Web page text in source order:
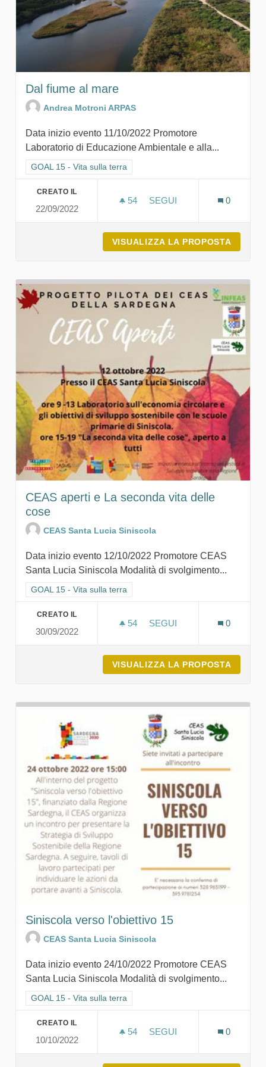
Dal fiume al mare
Andrea Motroni ARPAS
Data inizio evento 11/10/2022 Promotore
Laboratorio di Educazione Ambientale e alla...
Filtra i risultati per categoria: GOAL 15 - Vita sulla terra
GOAL 15 - Vita sulla terra
CREATO IL
22/09/2022
54 54 SOSTENITORI
SEGUI
0
VISUALIZZA LA PROPOSTA
CEAS aperti e La seconda vita delle
cose
CEAS Santa Lucia Siniscola
Data inizio evento 12/10/2022 Promotore CEAS
Santa Lucia Siniscola Modalità di svolgimento...
Filtra i risultati per categoria: GOAL 15 - Vita sulla terra
GOAL 15 - Vita sulla terra
CREATO IL
30/09/2022
54 54 SOSTENITORI
SEGUI
0
VISUALIZZA LA PROPOSTA
Siniscola verso l'obiettivo 15
CEAS Santa Lucia Siniscola
Data inizio evento 24/10/2022 Promotore CEAS
Santa Lucia Siniscola Modalità di svolgimento...
Filtra i risultati per categoria: GOAL 15 - Vita sulla terra
GOAL 15 - Vita sulla terra
CREATO IL
10/10/2022
54 54 SOSTENITORI
SEGUI
0